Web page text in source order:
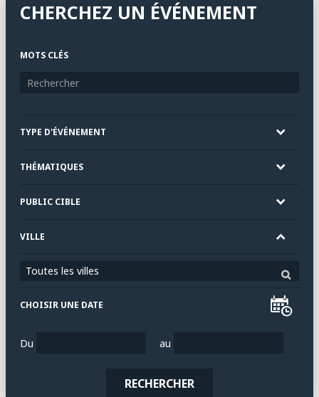
CHERCHEZ UN ÉVÉNEMENT
MOTS CLÉS
TYPE D'ÉVÉNEMENT
THÉMATIQUES
PUBLIC CIBLE
VILLE
Toutes les villes
CHOISIR UNE DATE
Du au
RECHERCHER